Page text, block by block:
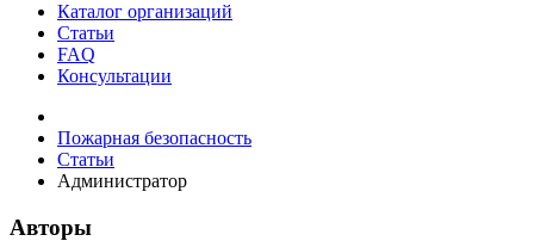
Каталог организаций
Статьи
FAQ
Консультации
Пожарная безопасность
Статьи
Администратор
Авторы